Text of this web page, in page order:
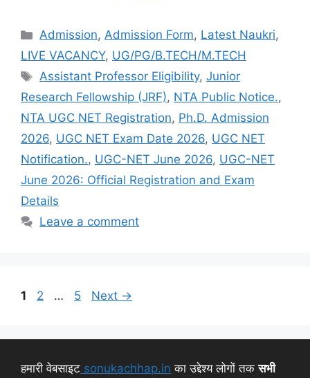
Admission,Admission Form, Latest Naukri,
LIVE VACANCY, UG/PG/B.TECH/M.TECH
Assistant Professor Eligibility,Junior
Research Fellowship (JRF), NTA Public Notice.,
NTA UGC NET Registration, Ph.D. Admission
2026, UGC NET Exam Date 2026, UGC NET
Notification., UGC-NET June 2026, UGC-NET
June 2026: Official Registration and Exam
Details
Leave a comment
1 2 … 5 Next →
हमारी वेबसाइट sonukachhap.in का उद्देश्य लोगों तकसभी